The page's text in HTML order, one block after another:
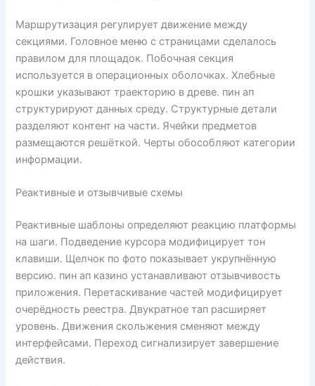
Маршрутизация регулирует движение между
секциями. Головное меню с страницами сделалось
правилом для площадок. Побочная секция
используется в операционных оболочках. Хлебные
крошки указывают траекторию в древе. пин ап
структурируют данных среду. Структурные детали
разделяют контент на части. Ячейки предметов
размещаются решёткой. Черты обособляют категории
информации.
Реактивные и отзывчивые схемы
Реактивные шаблоны определяют реакцию платформы
на шаги. Подведение курсора модифицирует тон
клавиши. Щелчок по фото показывает укрупнённую
версию. пин ап казино устанавливают отзывчивость
приложения. Перетаскивание частей модифицирует
очерёдность реестра. Двукратное тап расширяет
уровень. Движения скольжения сменяют между
интерфейсами. Переход сигнализирует завершение
действия.